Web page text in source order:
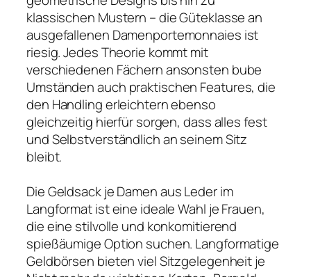
klassischen Mustern – die Güteklasse an
ausgefallenen Damenportemonnaies ist
riesig. Jedes Theorie kommt mit
verschiedenen Fächern ansonsten bube
Umständen auch praktischen Features, die
den Handling erleichtern ebenso
gleichzeitig hierfür sorgen, dass alles fest
und Selbstverständlich an seinem Sitz
bleibt.
Die Geldsack je Damen aus Leder im
Langformat ist eine ideale Wahl je Frauen,
die eine stilvolle und konkomitierend
spießäumige Option suchen. Langformatige
Geldbörsen bieten viel Sitzgelegenheit je